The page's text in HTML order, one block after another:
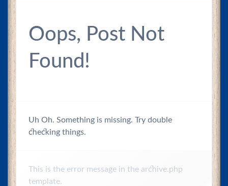
Oops, Post Not
Found!
Uh Oh. Something is missing. Try double
checking things.
This is the error message in the archive.php
template.